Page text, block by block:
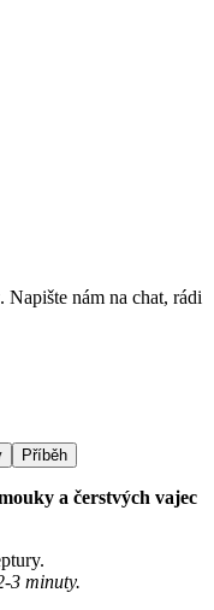
nám na chat, rádi
Příběh
a čerstvých vajec
3 minuty.